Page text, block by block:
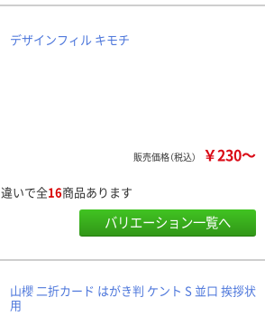
デザインフィル キモチ
販売価格（税込） ￥230～
違いで全16商品あります
バリエーション一覧へ
山櫻 二折カード はがき判 ケント S 並口 挨拶状
用